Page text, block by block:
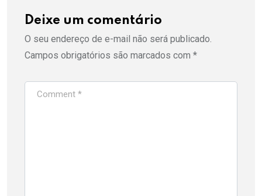
Deixe um comentário
O seu endereço de e-mail não será publicado.
Campos obrigatórios são marcados com *